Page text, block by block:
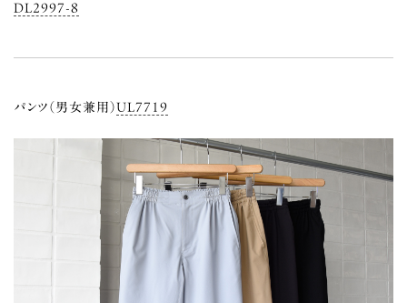
DL2997-8
パンツ（男女兼用）UL7719